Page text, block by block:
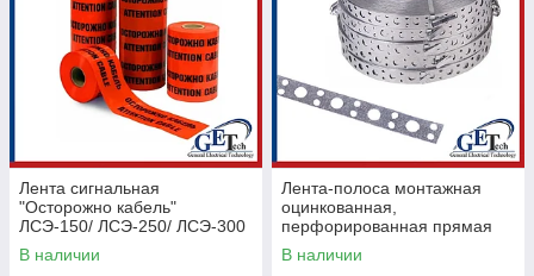
Лента сигнальная
"Осторожно кабель"
ЛСЭ-150/ ЛСЭ-250/ ЛСЭ-300
В наличии
Лента-полоса монтажная
оцинкованная,
перфорированная прямая
20х0,70 мм (рулон 25м)
REXANT
В наличии